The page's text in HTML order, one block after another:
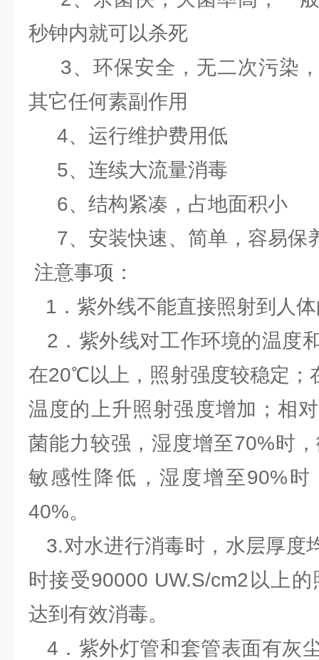
秒钟内就可以杀死
3、环保安全，无二次污染
其它任何素副作用
4、运行维护费用低
5、连续大流量消毒
6、结构紧凑，占地面积小
7、安装快速、简单，容易保
注意事项：
1．紫外线不能直接照射到人
2．紫外线对工作环境的温度
在20℃以上，照射强度较稳定
温度的上升照射强度增加；相
菌能力较强，湿度增至70%时
敏感性降低，湿度增至90%时
40%。
3.对水进行消毒时，水层厚度
时接受90000 UW.S/cm2以上
达到有效消毒。
4．紫外灯管和套管表面有灰